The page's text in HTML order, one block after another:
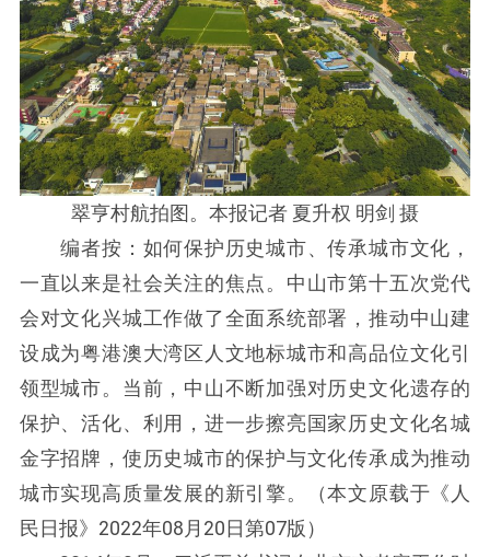
翠亨村航拍图。本报记者 夏升权 明剑 摄
编者按：如何保护历史城市、传承城市文化，
一直以来是社会关注的焦点。中山市第十五次党代
会对文化兴城工作做了全面系统部署，推动中山建
设成为粤港澳大湾区人文地标城市和高品位文化引
领型城市。当前，中山不断加强对历史文化遗存的
保护、活化、利用，进一步擦亮国家历史文化名城
金字招牌，使历史城市的保护与文化传承成为推动
城市实现高质量发展的新引擎。（本文原载于《人
民日报》2022年08月20日第07版）